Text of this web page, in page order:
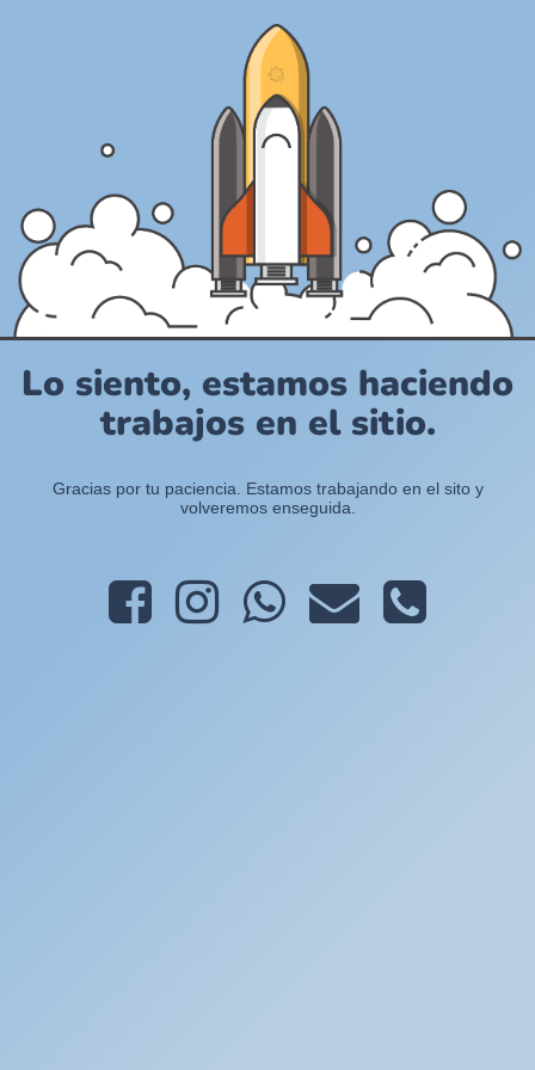
Lo siento, estamos haciendo
trabajos en el sitio.
Gracias por tu paciencia. Estamos trabajando en el sito y
volveremos enseguida.